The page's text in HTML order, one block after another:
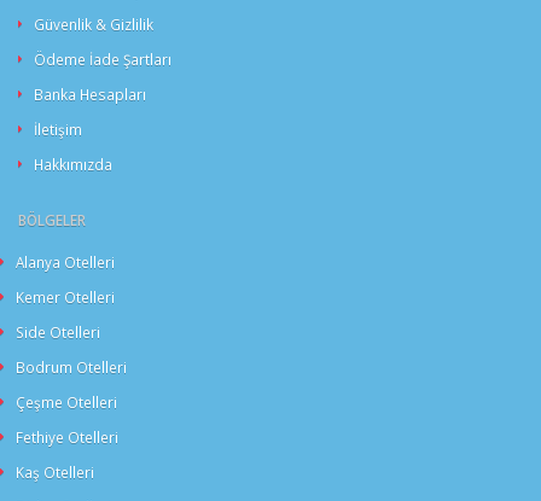
Güvenlik & Gizlilik
Ödeme İade Şartları
Banka Hesapları
İletişim
Hakkımızda
BÖLGELER
Alanya Otelleri
Kemer Otelleri
Side Otelleri
Bodrum Otelleri
Çeşme Otelleri
Fethiye Otelleri
Kaş Otelleri